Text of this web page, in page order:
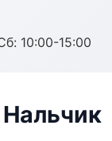
10:00-15:00